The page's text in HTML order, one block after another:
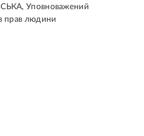
Уповноважений
прав людини